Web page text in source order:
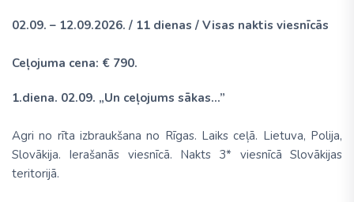
02.09. – 12.09.2026. / 11 dienas / Visas naktis viesnīcās
Ceļojuma cena: € 790.
1.diena. 02.09. „Un ceļojums sākas...”
Agri no rīta izbraukšana no Rīgas. Laiks ceļā. Lietuva, Polija,
Slovākija. Ierašanās viesnīcā. Nakts 3* viesnīcā Slovākijas
teritorijā.